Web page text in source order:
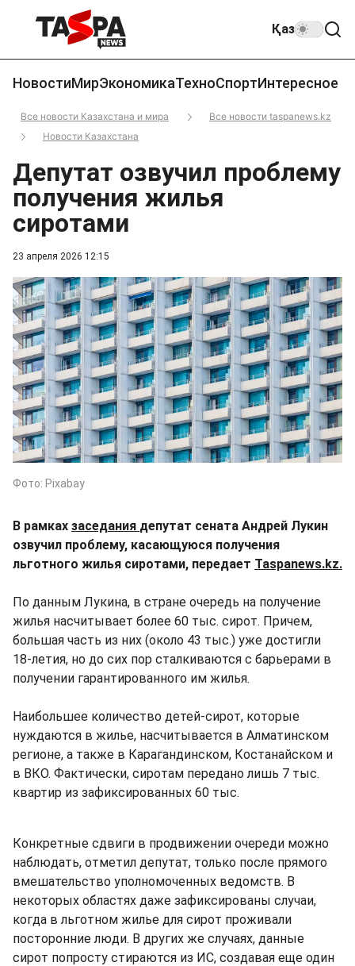
Қаз
НовостиМирЭкономикаТехноСпортИнтересное
Все новости Казахстана и мира
Все новости taspanews.kz
Новости Казахстана
23 апреля 2026 12:15
Депутат озвучил проблему
получения жилья
сиротами
Фото: Pixabay
В рамках заседания депутат сената Андрей Лукин
озвучил проблему, касающуюся получения
льготного жилья сиротами, передает Taspanews.kz.
По данным Лукина, в стране очередь на получение
жилья насчитывает более 60 тыс. сирот. Причем,
большая часть из них (около 43 тыс.) уже достигли
18-летия, но до сих пор сталкиваются с барьерами в
получении гарантированного им жилья.
Наибольшее количество детей-сирот, которые
нуждаются в жилье, насчитывается в Алматинском
регионе, а также в Карагандинском, Костанайском и
в ВКО. Фактически, сиротам передано лишь 7 тыс.
квартир из зафиксированных 60 тыс.
Конкретные сдвиги в продвижении очереди можно
наблюдать, отметил депутат, только после прямого
вмешательство уполномоченных ведомств. В
некоторых областях даже зафиксированы случаи,
когда в льготном жилье для сирот проживали
посторонние люди. В других же случаях, данные
сирот попросту стираются из ИС, создавая еще один